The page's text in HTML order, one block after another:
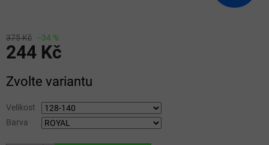
375 Kč –34 %
244 Kč
cena:
Zvolte variantu
Velikost
Barva